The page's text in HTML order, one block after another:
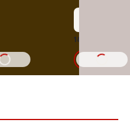
₽ 180,20 ₽
В КОРЗИНУ